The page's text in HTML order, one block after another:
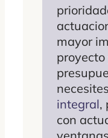
mayor
integral,
con